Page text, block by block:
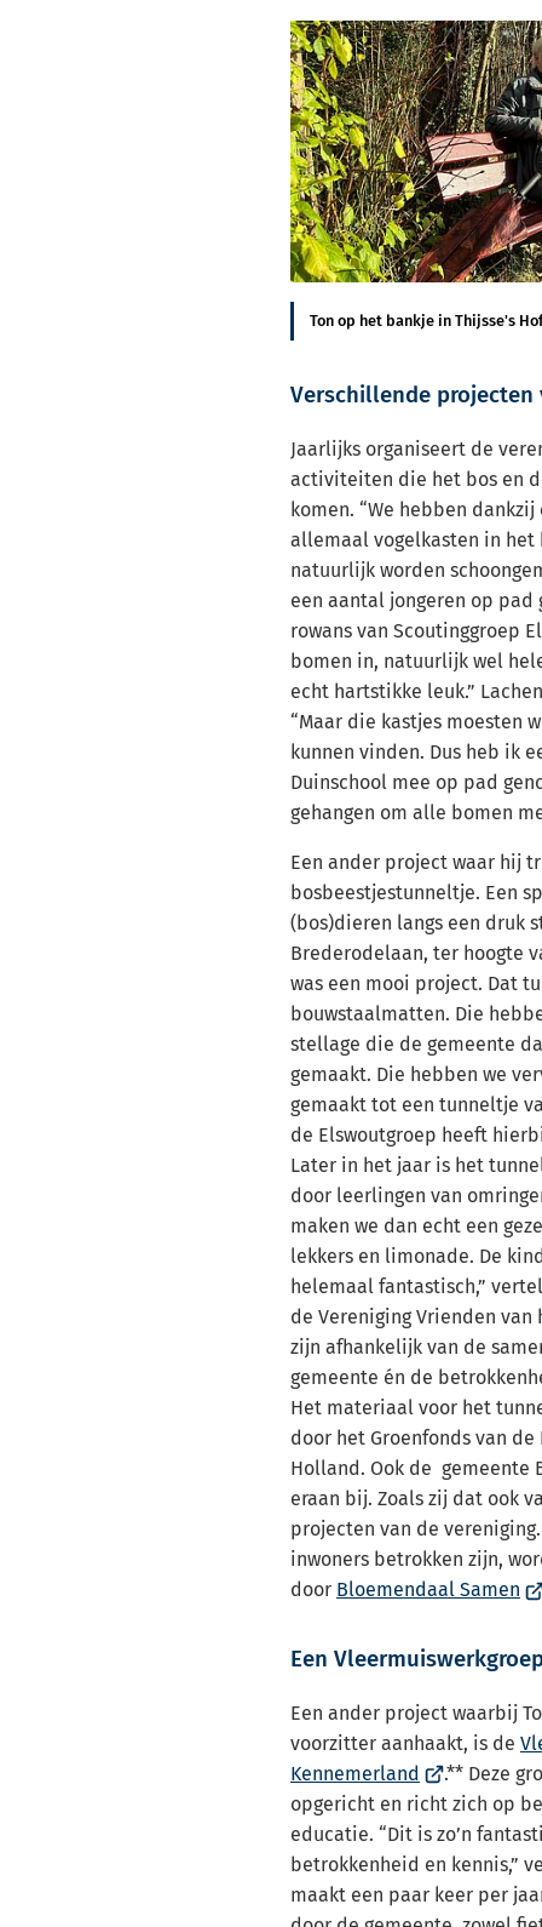
Ton op het bankje in Thijsse's
Verschillende projecten
Jaarlijks organiseert de
activiteiten die het bos en
komen. “We hebben
allemaal vogelkasten in het
natuurlijk worden
een aantal jongeren op pad
rowans van Scoutinggroep
bomen in, natuurlijk wel
echt hartstikke leuk.”
“Maar die kastjes moesten
kunnen vinden. Dus heb ik
Duinschool mee op pad
gehangen om alle bomen
Een ander project waar hij
bosbeestjestunneltje. Een
(bos)dieren langs een druk
Brederodelaan, ter hoogte
was een mooi project. Dat
bouwstaalmatten. Die
stellage die de gemeente
gemaakt. Die hebben we
gemaakt tot een tunneltje
de Elswoutgroep heeft
Later in het jaar is het
door leerlingen van
maken we dan echt een
lekkers en limonade. De
helemaal fantastisch,”
de Vereniging Vrienden van
zijn afhankelijk van de
gemeente én de
Het materiaal voor het
door het Groenfonds van
Holland. Ook de gemeente
eraan bij. Zoals zij dat ook
projecten van de
inwoners betrokken zijn,
door Bloemendaal Samen
Een
Een ander project waarbij
voorzitter aanhaakt, is de
Kennemerland (Verwijst
naar
een
externe
website)
.** Deze
opgericht en richt zich op
educatie. “Dit is zo’n
betrokkenheid en kennis,”
maakt een paar keer per